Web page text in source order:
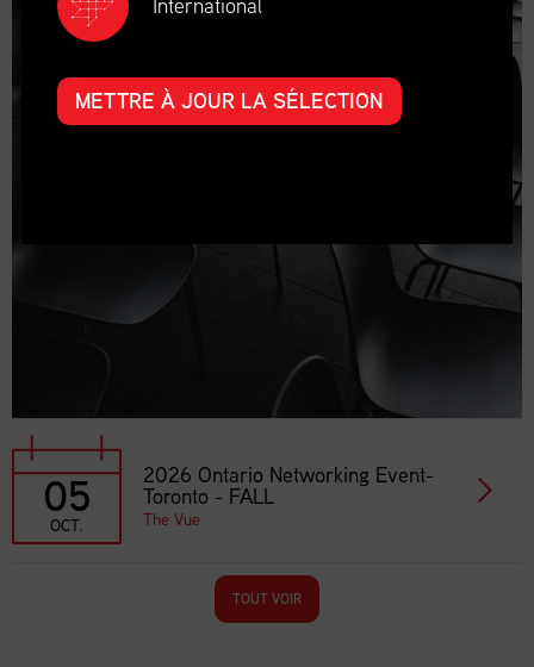
05
OCT.
2026 Ontario Networking Event-
Toronto - FALL
The Vue
TOUT VOIR
METTRE À JOUR LA SÉLECTION